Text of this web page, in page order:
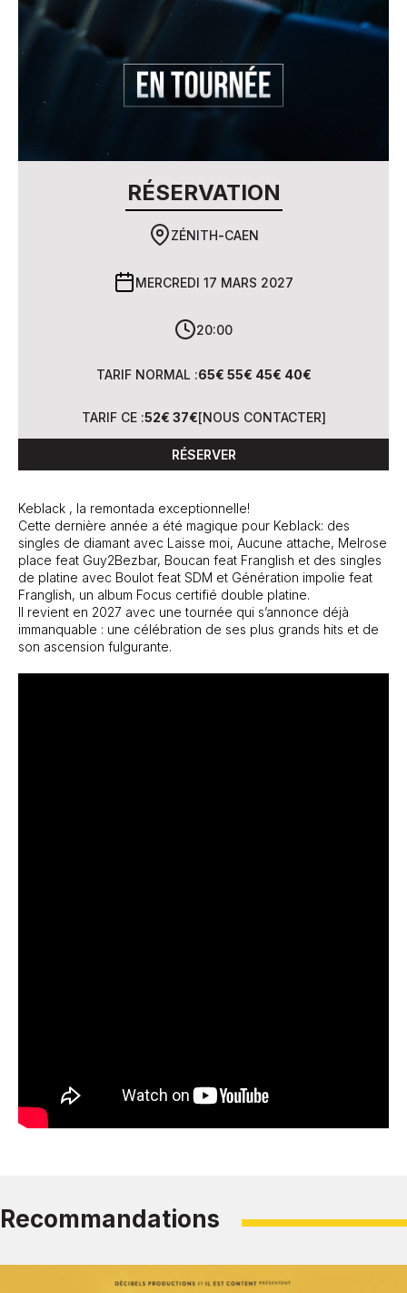
Keblack , la remontada exceptionnelle!
Cette dernière année a été magique pour Keblack: des
singles de diamant avec Laisse moi, Aucune attache, Melrose
place feat Guy2Bezbar, Boucan feat Franglish et des singles
de platine avec Boulot feat SDM et Génération impolie feat
Franglish, un album Focus certifié double platine.
Il revient en 2027 avec une tournée qui s’annonce déjà
immanquable : une célébration de ses plus grands hits et de
son ascension fulgurante.
RÉSERVATION
ZÉNITH-CAEN
MERCREDI 17 MARS 2027
20:00
TARIF NORMAL :65€ 55€ 45€ 40€
TARIF CE :52€ 37€[NOUS CONTACTER]
RÉSERVER
Recommandations